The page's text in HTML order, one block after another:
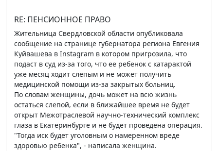
RE: ПЕНСИОННОЕ ПРАВО
Жительница Свердловской области опубликовала
сообщение на странице губернатора региона Евгения
Куйвашева в Instagram в котором пригрозила, что
подаст в суд из-за того, что ее ребенок с катарактой
уже месяц ходит слепым и не может получить
медицинской помощи из-за закрытых больниц.
По словам женщины, дочь может на всю жизнь
остаться слепой, если в ближайшее время не будет
открыт Межотраслевой научно-технический комплекс
глаза в Екатеринбурге и не будет проведена операция.
"Тогда иск будет уголовным о намеренном вреде
здоровью ребенка", - написала женщина.